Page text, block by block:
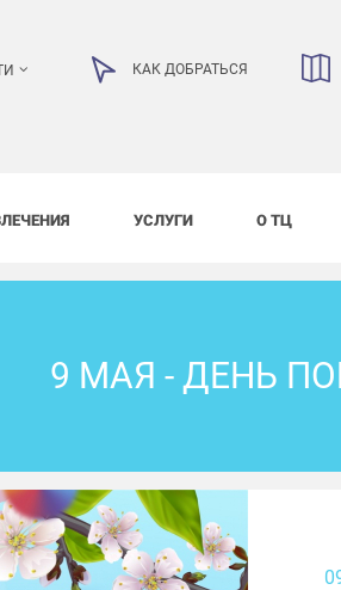
КАК ДОБРАТЬСЯ
УСЛУГИ О ТЦ
9 МАЯ - ДЕНЬ